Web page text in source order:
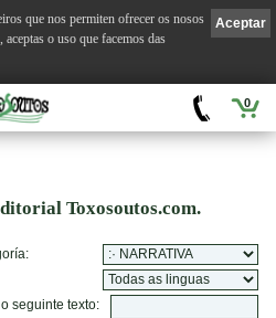
0
Toxosoutos.com.
seguinte texto:
Aceptar
que nos permiten ofrecer os nosos
o uso que facemos das